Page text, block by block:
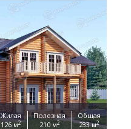
Жилая
126 м2
Полезная
210 м2
Общая
233 м2